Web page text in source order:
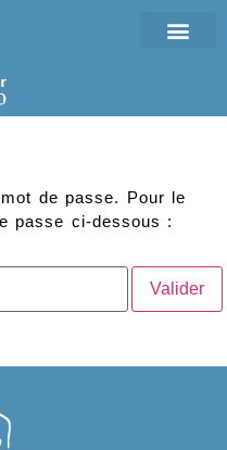
de passe. Pour le
passe ci-dessous :